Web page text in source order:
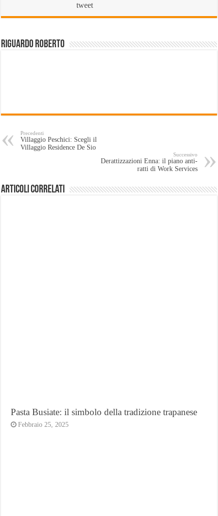
tweet
Riguardo Roberto
Precedenti
Villaggio Peschici: Scegli il
Villaggio Residence De Sio
Successivo
Derattizzazioni Enna: il piano anti-
ratti di Work Services
Articoli Correlati
Pasta Busiate: il simbolo della tradizione trapanese
Febbraio 25, 2025